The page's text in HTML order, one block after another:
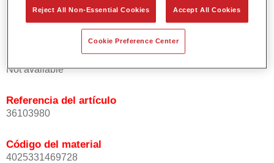
Muy buena cubrición.
Se usa para reparar colores OEM especiales.
Product Variant
Not available
Referencia del artículo
36103980
Código del material
4025331469728
Reject All Non-Essential Cookies Accept All Cookies
Cookie Preference Center